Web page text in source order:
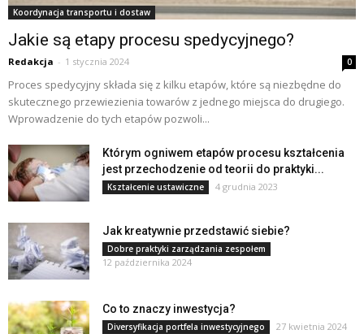
Koordynacja transportu i dostaw
Jakie są etapy procesu spedycyjnego?
Redakcja - 1 stycznia 2024 0
Proces spedycyjny składa się z kilku etapów, które są niezbędne do
skutecznego przewiezienia towarów z jednego miejsca do drugiego.
Wprowadzenie do tych etapów pozwoli...
Którym ogniwem etapów procesu kształcenia
jest przechodzenie od teorii do praktyki...
Kształcenie ustawiczne 4 grudnia 2023
Jak kreatywnie przedstawić siebie?
Dobre praktyki zarządzania zespołem
12 października 2024
Co to znaczy inwestycja?
Diversyfikacja portfela inwestycyjnego 27 kwietnia 2024